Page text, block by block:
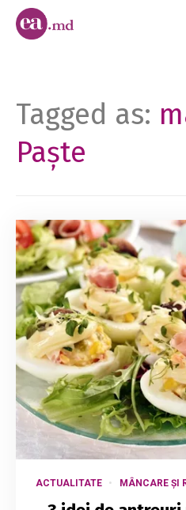
Tagged as:
Paște
ACTUALITATE MÂNCARE ȘI